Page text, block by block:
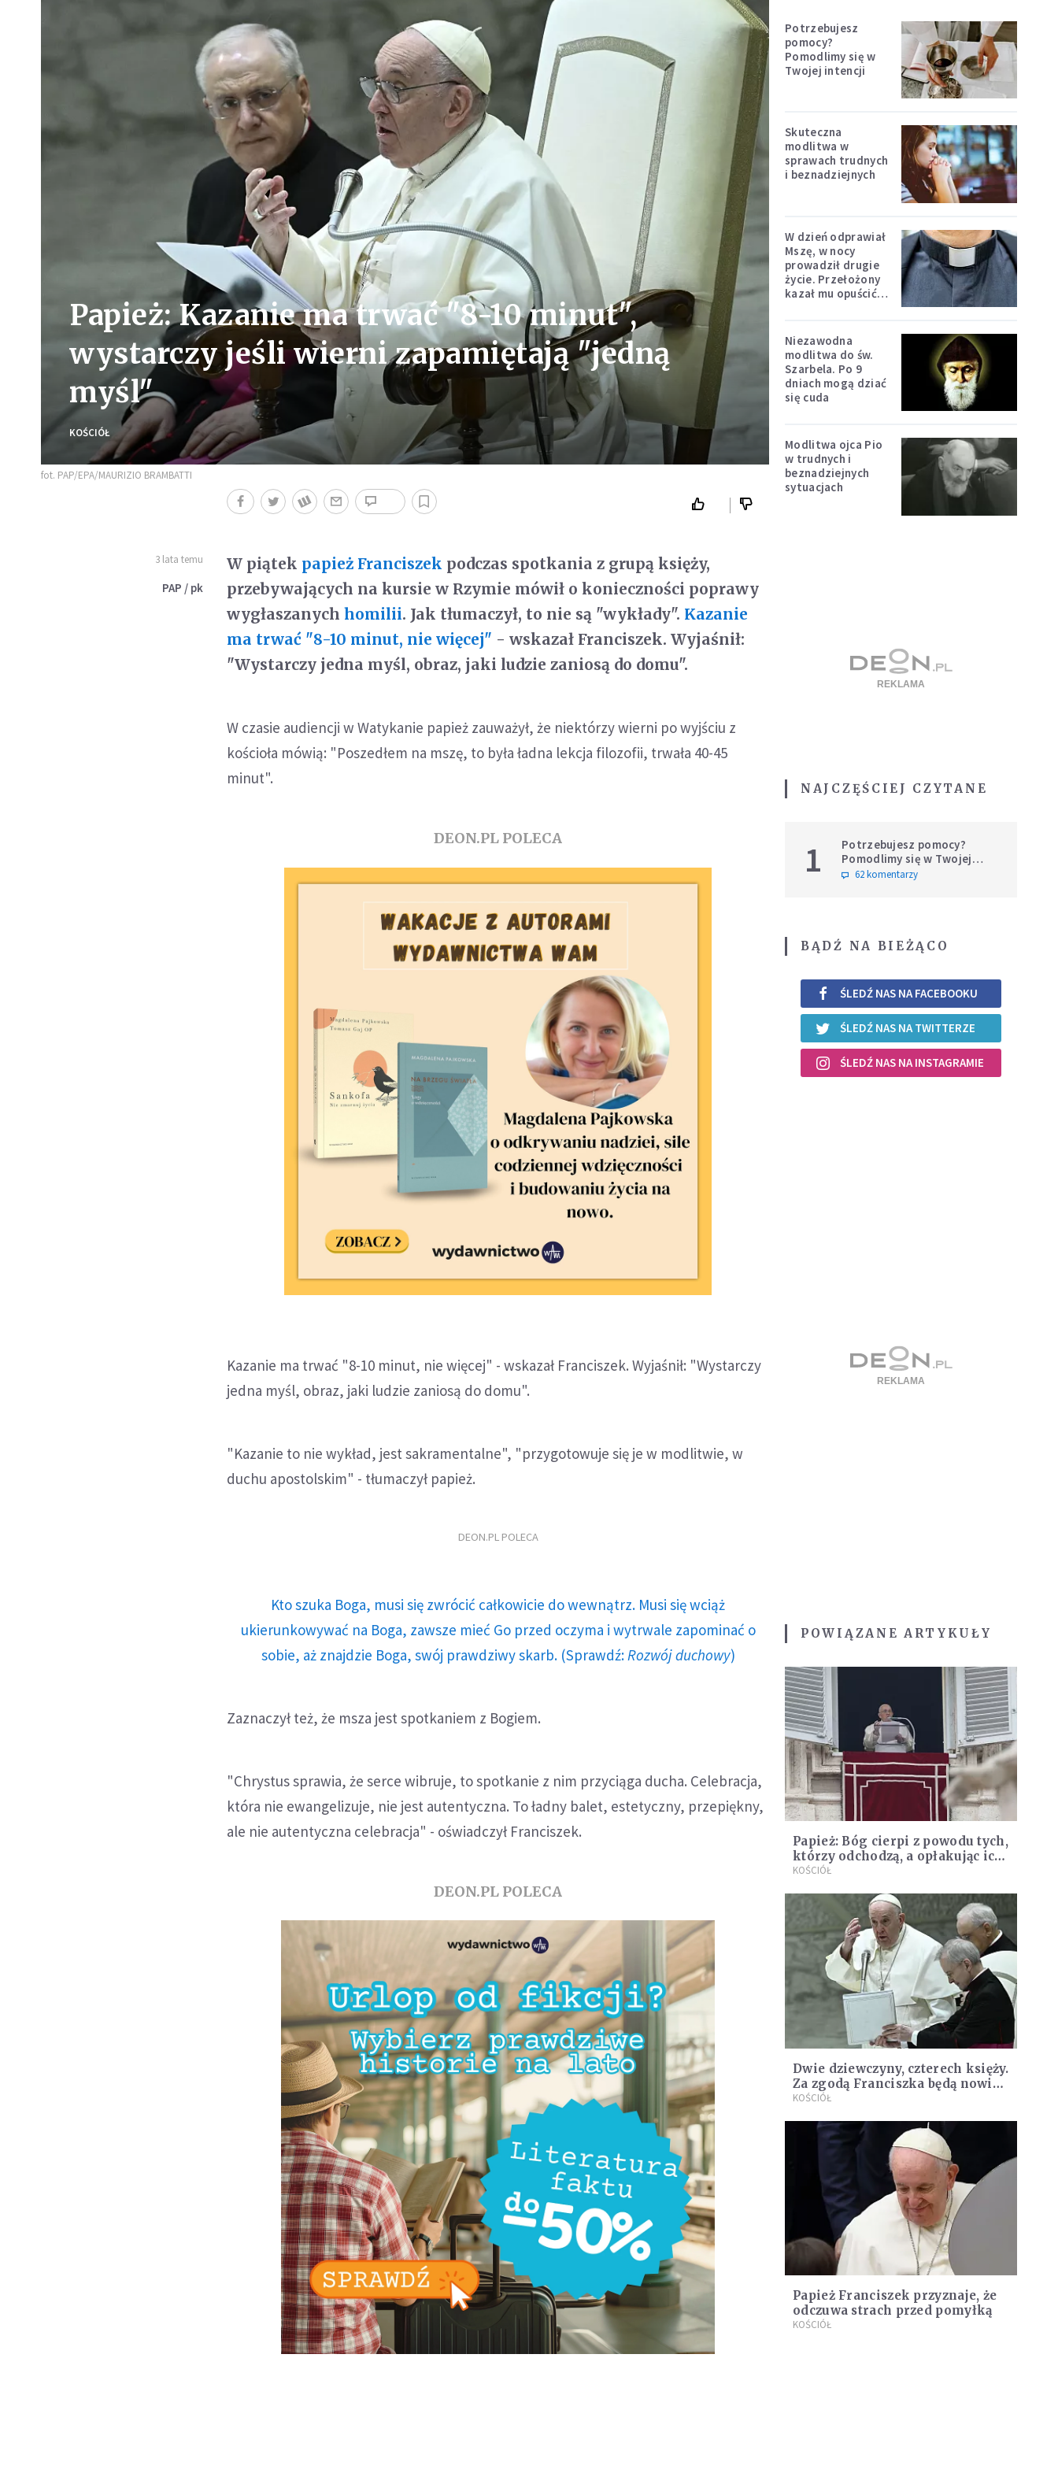
Papież: Kazanie ma trwać "8-10 minut",
wystarczy jeśli wierni zapamiętają "jedną
myśl"
KOŚCIÓŁ
fot. PAP/EPA/MAURIZIO BRAMBATTI
3 lata temu
PAP / pk
W piątek papież Franciszek podczas spotkania z grupą księży,
przebywających na kursie w Rzymie mówił o konieczności poprawy
wygłaszanychhomilii. Jak tłumaczył, to nie są "wykłady". Kazanie
ma trwać "8-10 minut, nie więcej" - wskazał Franciszek. Wyjaśnił:
"Wystarczy jedna myśl, obraz, jaki ludzie zaniosą do domu".
W czasie audiencji w Watykanie papież zauważył, że niektórzy wierni po wyjściu z
kościoła mówią: "Poszedłem na mszę, to była ładna lekcja filozofii, trwała 40-45
minut".
DEON.PL POLECA
Kazanie ma trwać "8-10 minut, nie więcej" - wskazał Franciszek. Wyjaśnił: "Wystarczy
jedna myśl, obraz, jaki ludzie zaniosą do domu".
"Kazanie to nie wykład, jest sakramentalne", "przygotowuje się je w modlitwie, w
duchu apostolskim" - tłumaczył papież.
DEON.PL POLECA
Kto szuka Boga, musi się zwrócić całkowicie do wewnątrz. Musi się wciąż
ukierunkowywać na Boga, zawsze mieć Go przed oczyma i wytrwale zapominać o
sobie, aż znajdzie Boga, swój prawdziwy skarb. (Sprawdź: Rozwój duchowy)
Zaznaczył też, że msza jest spotkaniem z Bogiem.
"Chrystus sprawia, że serce wibruje, to spotkanie z nim przyciąga ducha. Celebracja,
która nie ewangelizuje, nie jest autentyczna. To ładny balet, estetyczny, przepiękny,
ale nie autentyczna celebracja" - oświadczył Franciszek.
DEON.PL POLECA
Potrzebujesz
pomocy?
Pomodlimy się w
Twojej intencji
Skuteczna
modlitwa w
sprawach trudnych
i beznadziejnych
W dzień odprawiał
Mszę, w nocy
prowadził drugie
życie. Przełożony
kazał mu opuścić
Niezawodna
modlitwa do św.
Szarbela. Po 9
dniach mogą dziać
się cuda
Modlitwa ojca Pio
w trudnych i
beznadziejnych
sytuacjach
NAJCZĘŚCIEJ CZYTANE
1
Potrzebujesz pomocy?
Pomodlimy się w Twojej
intencji
62 komentarzy
BĄDŹ NA BIEŻĄCO
ŚLEDŹ NAS NA FACEBOOKU
ŚLEDŹ NAS NA TWITTERZE
ŚLEDŹ NAS NA INSTAGRAMIE
POWIĄZANE ARTYKUŁY
Papież: Bóg cierpi z powodu tych,
którzy odchodzą, a opłakując ich,
tym bardziej ich miłuje
KOŚCIÓŁ
Dwie dziewczyny, czterech księży.
Za zgodą Franciszka będą nowi
błogosławieni
KOŚCIÓŁ
Papież Franciszek przyznaje, że
odczuwa strach przed pomyłką
KOŚCIÓŁ